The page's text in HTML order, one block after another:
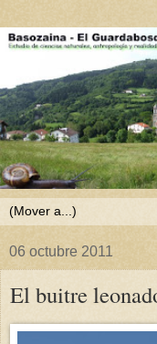
06 octubre 2011
El buitre